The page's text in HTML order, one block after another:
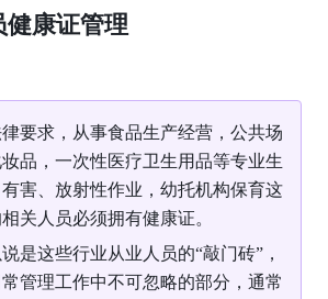
康证管理
要求，从事食品生产经营，公共场
品，一次性医疗卫生用品等专业生
害、放射性作业，幼托机构保育这
关人员必须拥有健康证。
是这些行业从业人员的“敲门砖”，
管理工作中不可忽略的部分，通常